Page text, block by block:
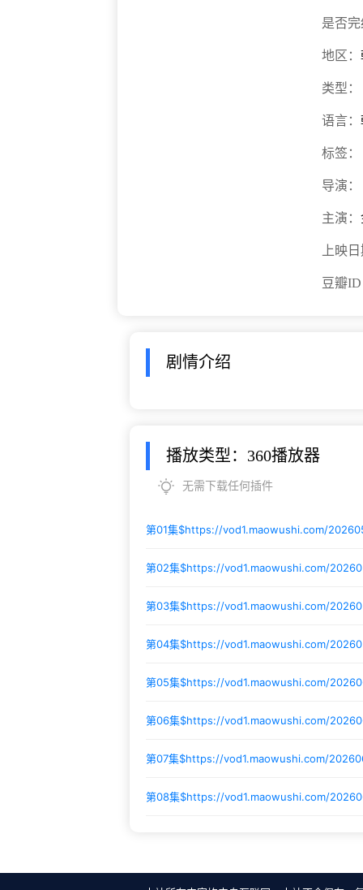
是否
地区：
类型：
语言：
标签：
导演：
主演：
上映
豆瓣
剧情介绍
播放类型：360播放器
无需下载任何插件
第01集$https://vod1.maowushi.com/
第02集$https://vod1.maowushi.com/
第03集$https://vod1.maowushi.com/
第04集$https://vod1.maowushi.com/
第05集$https://vod1.maowushi.com/
第06集$https://vod1.maowushi.com/
第07集$https://vod1.maowushi.com/
第08集$https://vod1.maowushi.com/